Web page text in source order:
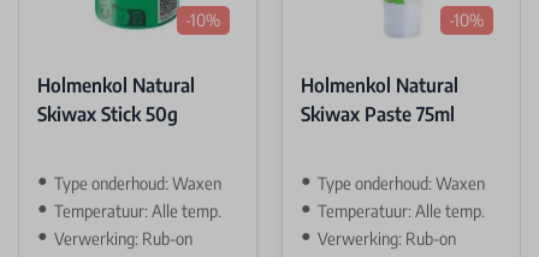
-10%
Holmenkol Natural
Skiwax Stick 50g
Type onderhoud: Waxen
Temperatuur: Alle temp.
Verwerking: Rub-on
-10%
Holmenkol Natural
Skiwax Paste 75ml
Type onderhoud: Waxen
Temperatuur: Alle temp.
Verwerking: Rub-on